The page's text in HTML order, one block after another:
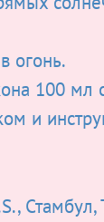
огонь.
100
и
Стамбул,